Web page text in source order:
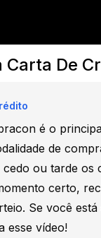
Carta De
é o
de
ou tarde os
certo,
Se você
esse vídeo!